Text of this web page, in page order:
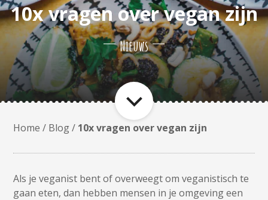
10x vragen over vegan zijn
Nieuws
Home / Blog/ 10x vragen over vegan zijn
Als je veganist bent of overweegt om veganistisch te
gaan eten, dan hebben mensen in je omgeving een